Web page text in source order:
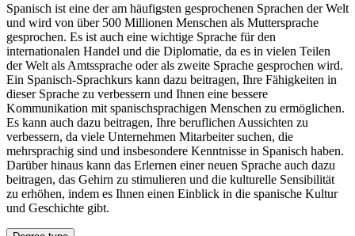
Spanisch ist eine der am häufigsten gesprochenen Sprachen der Welt
und wird von über 500 Millionen Menschen als Muttersprache
gesprochen. Es ist auch eine wichtige Sprache für den
internationalen Handel und die Diplomatie, da es in vielen Teilen
der Welt als Amtssprache oder als zweite Sprache gesprochen wird.
Ein Spanisch-Sprachkurs kann dazu beitragen, Ihre Fähigkeiten in
dieser Sprache zu verbessern und Ihnen eine bessere
Kommunikation mit spanischsprachigen Menschen zu ermöglichen.
Es kann auch dazu beitragen, Ihre beruflichen Aussichten zu
verbessern, da viele Unternehmen Mitarbeiter suchen, die
mehrsprachig sind und insbesondere Kenntnisse in Spanisch haben.
Darüber hinaus kann das Erlernen einer neuen Sprache auch dazu
beitragen, das Gehirn zu stimulieren und die kulturelle Sensibilität
zu erhöhen, indem es Ihnen einen Einblick in die spanische Kultur
und Geschichte gibt.